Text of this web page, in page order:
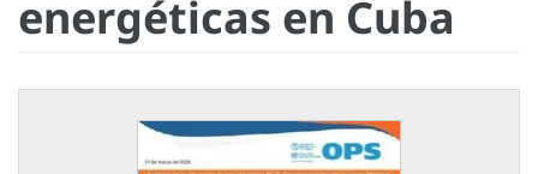
energéticas en Cuba